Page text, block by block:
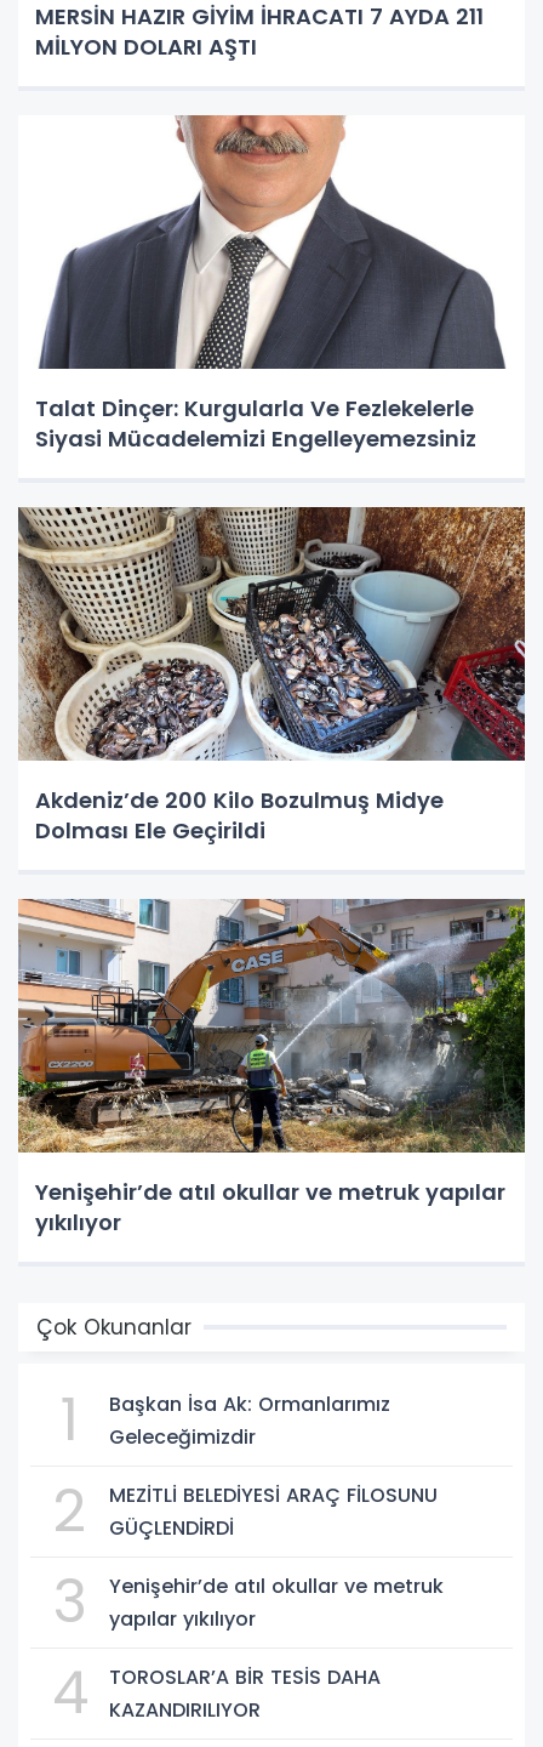
MERSİN HAZIR GİYİM İHRACATI 7 AYDA 211
MİLYON DOLARI AŞTI
Talat Dinçer: Kurgularla Ve Fezlekelerle
Siyasi Mücadelemizi Engelleyemezsiniz
Akdeniz’de 200 Kilo Bozulmuş Midye
Dolması Ele Geçirildi
Yenişehir’de atıl okullar ve metruk yapılar
yıkılıyor
Çok Okunanlar
1
Başkan İsa Ak: Ormanlarımız
Geleceğimizdir
2
MEZİTLİ BELEDİYESİ ARAÇ FİLOSUNU
GÜÇLENDİRDİ
3
Yenişehir’de atıl okullar ve metruk
yapılar yıkılıyor
4
TOROSLAR’A BİR TESİS DAHA
KAZANDIRILIYOR